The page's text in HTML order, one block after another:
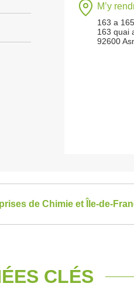
M’y
163 a 165
163 quai
92600
de Chimie et Île-de-
CLÉS